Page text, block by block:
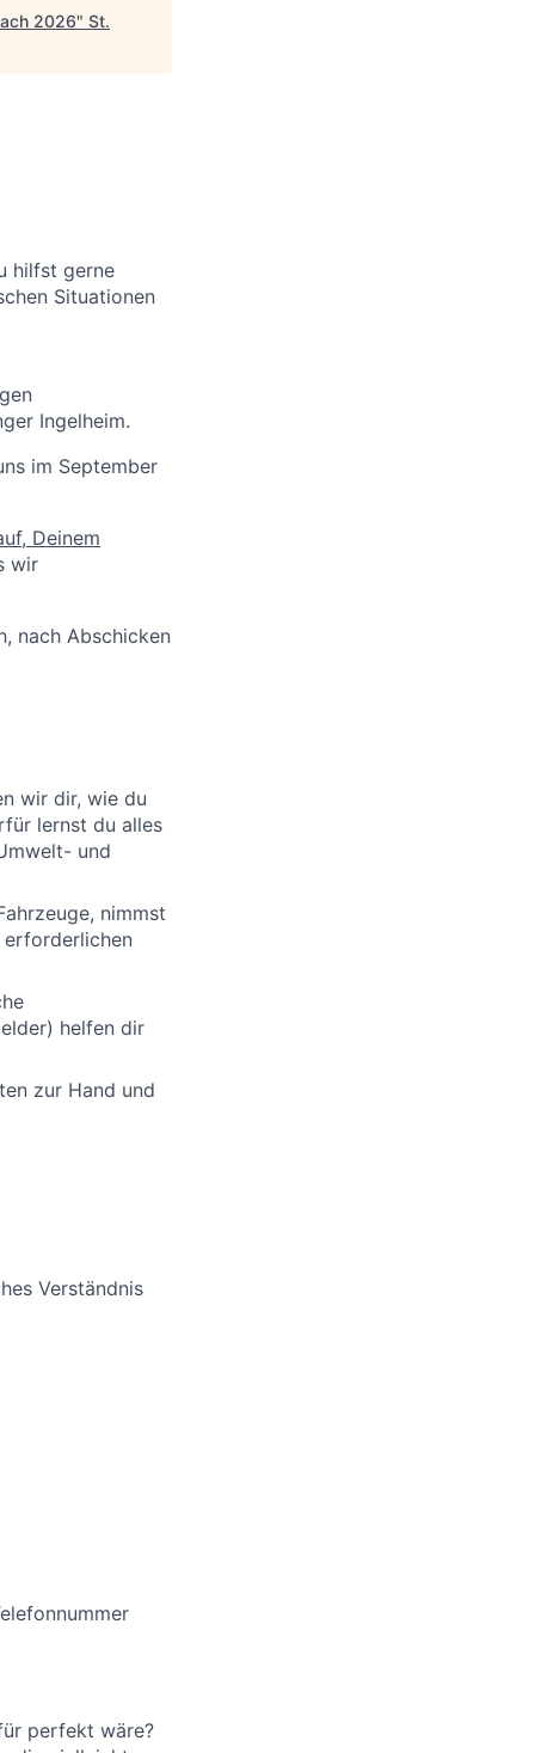
2026" St.
hilfst gerne
Situationen
Ingelheim.
im September
Deinem
wir
nach Abschicken
wir dir, wie du
lernst du alles
und
nimmst
erforderlichen
helfen dir
zur Hand und
Verständnis
perfekt wäre?